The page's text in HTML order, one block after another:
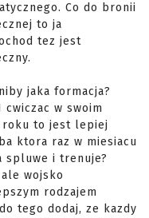
Co do bronii
to ja
tez jest
jaka formacja?
cwiczac w swoim
roku to jest lepiej
ktora raz w miesiacu
spluwe i trenuje?
wojsko
rodzajem
tego dodaj, ze kazdy